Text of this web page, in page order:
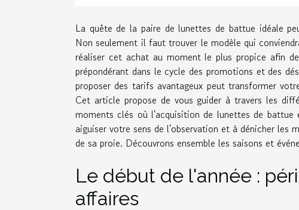
La quête de la paire de lunettes de battue idéale
Non seulement il faut trouver le modèle qui
réaliser cet achat au moment le plus propice afin
prépondérant dans le cycle des promotions et des
proposer des tarifs avantageux peut transformer
Cet article propose de vous guider à travers les
moments clés où l'acquisition de lunettes de
aiguiser votre sens de l'observation et à dénicher les
de sa proie. Découvrons ensemble les saisons et
Le début de l'année :
affaires